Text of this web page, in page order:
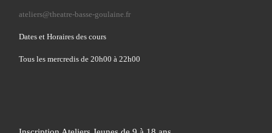
ateliers@theatre-basse-goulaine.fr
Dates et Horaires des cours
Tous les mercredis de 20h00 à 22h00